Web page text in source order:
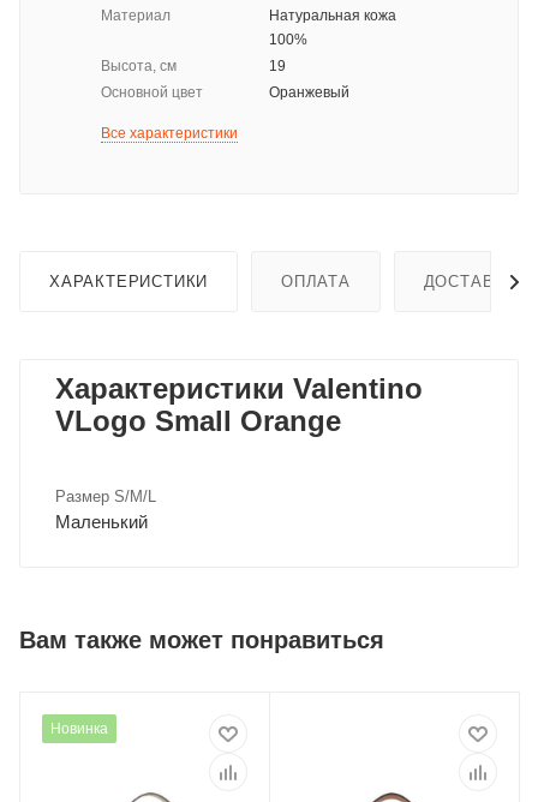
Материал
Натуральная кожа
100%
Высота, см
19
Основной цвет
Оранжевый
Все характеристики
ХАРАКТЕРИСТИКИ ОПЛАТА ДОСТАВКА
Характеристики Valentino
VLogo Small Orange
Размер S/M/L
Маленький
Вам также может понравиться
Новинка